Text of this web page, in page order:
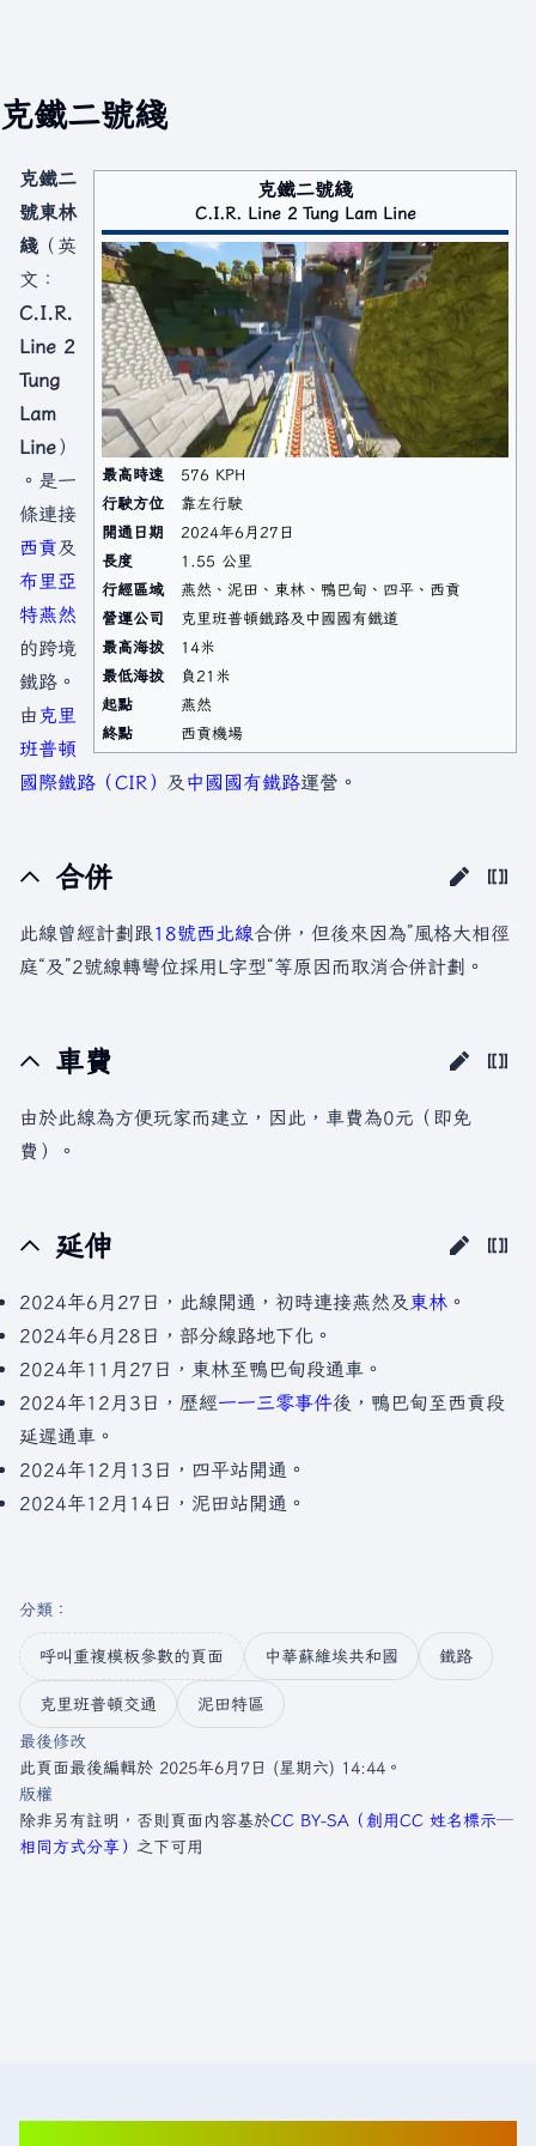
克鐵二號綫
克鐵二號綫
C.I.R. Line 2 Tung Lam Line
最高時速
576 KPH
行駛方位
靠左行駛
開通日期
2024年6月27日
長度
1.55 公里
行經區域
燕然、泥田、東林、鴨巴甸、四平、西貢
營運公司
克里班普頓鐵路及中國國有鐵道
最高海拔
14米
最低海拔
負21米
起點
燕然
終點
西貢機場
克鐵二
號東林
綫 （英
文：
C.I.R.
Line 2
Tung
Lam
Line）
。是一
條連接
西貢及
布里亞
特燕然
的跨境
鐵路。
由 克里
班普頓
國際鐵路（CIR） 及 中國國有鐵路運營。
合併
此線曾經計劃跟18號西北線合併，但後來因為”風格大相徑
庭“及”2號線轉彎位採用L字型“等原因而取消合併計劃。
車費
由於此線為方便玩家而建立，因此，車費為0元（即免
費）。
延伸
2024年6月27日，此線開通，初時連接燕然及 東林 。
2024年6月28日，部分線路地下化。
2024年11月27日，東林至鴨巴甸段通車。
2024年12月3日，歷經一一三零事件後，鴨巴甸至西貢段
延遲通車。
2024年12月13日，四平站開通。
2024年12月14日，泥田站開通。
分類 ：​
呼叫重複模板參數的頁面 中華蘇維埃共和國 鐵路
克里班普頓交通
泥田特區
最後修改
此頁面最後編輯於 2025年6月7日 (星期六) 14:44。
版權
除非另有註明，否則頁面內容基於CC BY-SA（創用CC 姓名標示─
相同方式分享） 之下可用